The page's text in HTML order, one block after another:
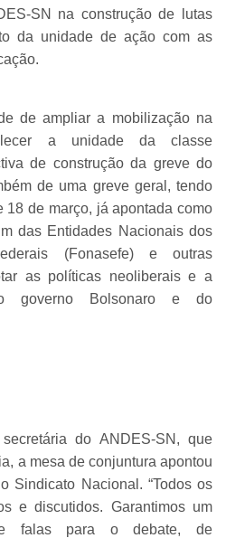
SN na construção de lutas
da unidade de ação com as
de ampliar a mobilização na
a unidade da classe
de construção da greve do
de uma greve geral, tendo
18 de março, já apontada como
das Entidades Nacionais dos
(Fonasefe) e outras
as políticas neoliberais e a
governo Bolsonaro e do
do ANDES-SN, que
a mesa de conjuntura apontou
Sindicato Nacional. “Todos os
e discutidos. Garantimos um
falas para o debate, de